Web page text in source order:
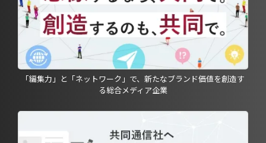
「編集力」と「ネットワーク」で、新たなブランド価値を創造す
る総合メディア企業